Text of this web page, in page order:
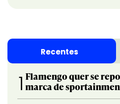
Recentes
1 Flamengo quer se
marca de